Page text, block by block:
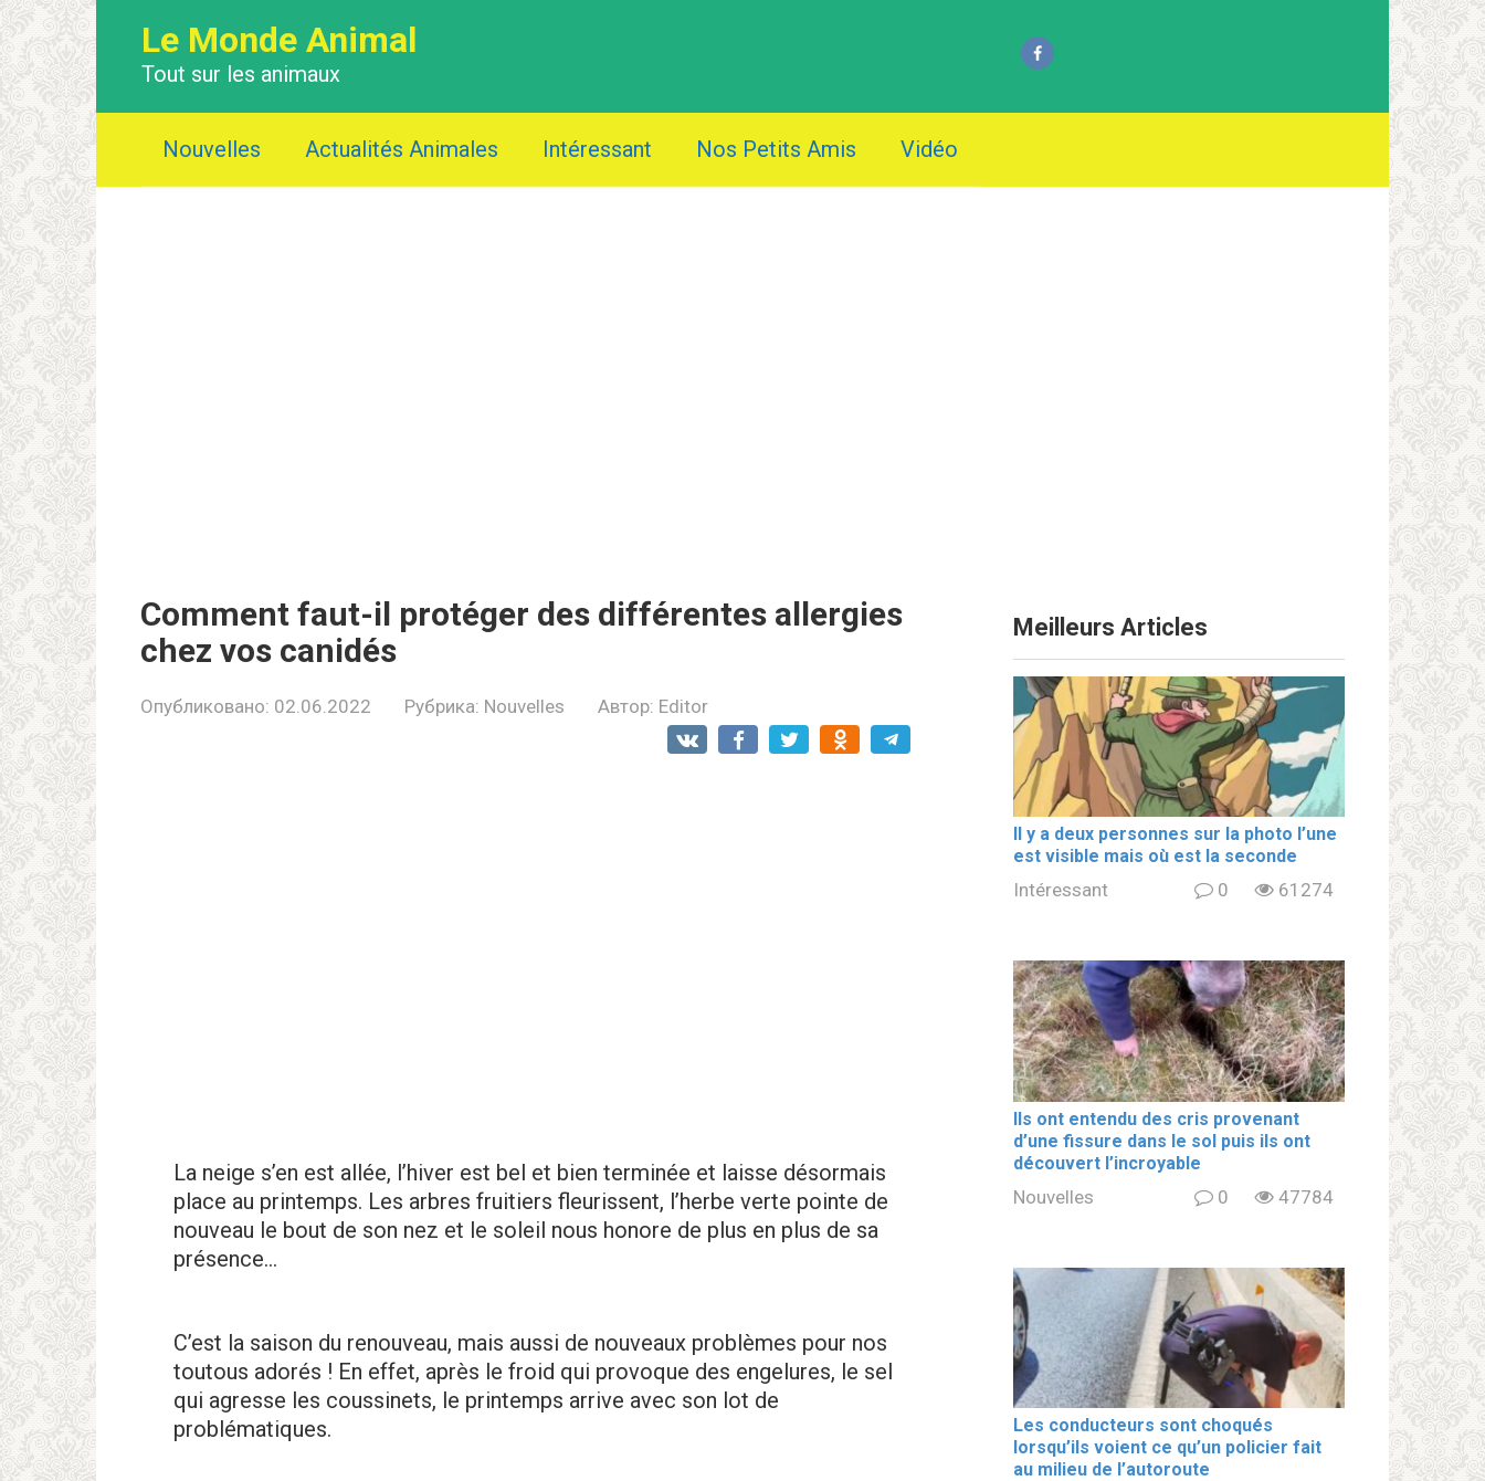
Le Monde Animal
Tout sur les animaux
Nouvelles Actualités Animales Intéressant Nos Petits Amis Vidéo
Comment faut-il protéger des différentes allergies
chez vos canidés
Опубликовано: 02.06.2022 Рубрика: Nouvelles Автор: Editor
La neige s’en est allée, l’hiver est bel et bien terminée et laisse désormais
place au printemps. Les arbres fruitiers fleurissent, l’herbe verte pointe de
nouveau le bout de son nez et le soleil nous honore de plus en plus de sa
présence…
C’est la saison du renouveau, mais aussi de nouveaux problèmes pour nos
toutous adorés ! En effet, après le froid qui provoque des engelures, le sel
qui agresse les coussinets, le printemps arrive avec son lot de
problématiques.
Meilleurs Articles
Il y a deux personnes sur la photo l’une
est visible mais où est la seconde
Intéressant 0 61274
Ils ont entendu des cris provenant
d’une fissure dans le sol puis ils ont
découvert l’incroyable
Nouvelles 0 47784
Les conducteurs sont choqués
lorsqu’ils voient ce qu’un policier fait
au milieu de l’autoroute